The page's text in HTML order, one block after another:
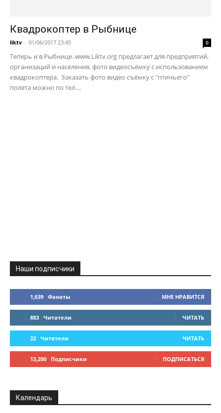
Квадрокоптер в Рыбнице
liktv - 01/06/2017 23:45 0
Теперь и в Рыбнице. www.Liktv.org предлагает для предприятий,
организаций и населения, фото видеосъёмку с использованием
квадрокоптера. Заказать фото видео съёмку с "птичьего"
полета можно по тел....
Наши подписчики
1,639 Фанаты МНЕ НРАВИТСЯ
883 Читатели ЧИТАТЬ
22 Читатели ЧИТАТЬ
13,200 Подписчики ПОДПИСАТЬСЯ
Календарь